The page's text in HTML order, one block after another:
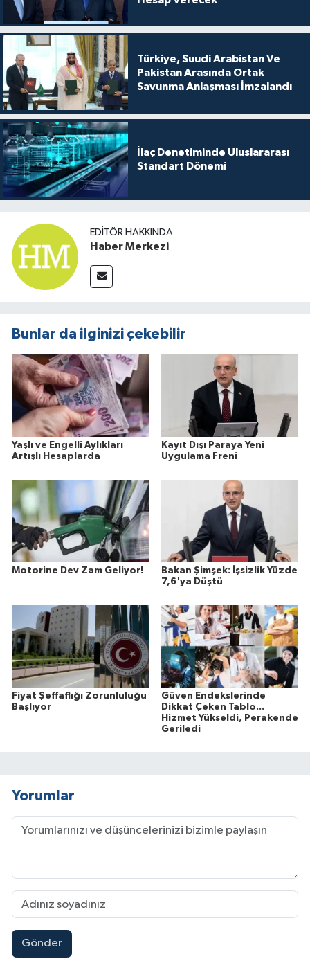
Türkiye, Suudi Arabistan Ve
Pakistan Arasında Ortak
Savunma Anlaşması İmzalandı
İlaç Denetiminde Uluslararası
Standart Dönemi
EDITÖR HAKKINDA
Haber Merkezi
Bunlar da ilginizi çekebilir
Yaşlı ve Engelli Aylıkları
Artışlı Hesaplarda
Kayıt Dışı Paraya Yeni
Uygulama Freni
Motorine Dev Zam Geliyor!
Bakan Şimşek: İşsizlik Yüzde
7,6'ya Düştü
Fiyat Şeffaflığı Zorunluluğu
Başlıyor
Güven Endekslerinde
Dikkat Çeken Tablo...
Hizmet Yükseldi, Perakende
Geriledi
Yorumlar
Gönder